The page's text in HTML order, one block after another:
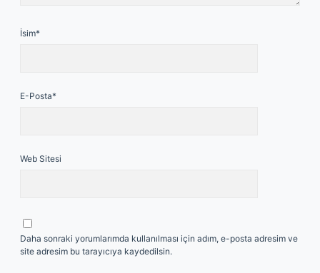
İsim*
E-Posta*
Web Sitesi
Daha sonraki yorumlarımda kullanılması için adım, e-posta adresim ve
site adresim bu tarayıcıya kaydedilsin.